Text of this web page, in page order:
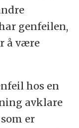
genfeilen,
å være
hos en
avklare
er